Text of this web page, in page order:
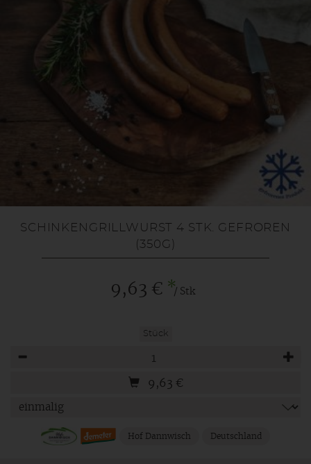
SCHINKENGRILLWURST 4 STK. GEFROREN
(350G)
9,63 € */ Stk
Stück
9,63 €
Hof Dannwisch Deutschland